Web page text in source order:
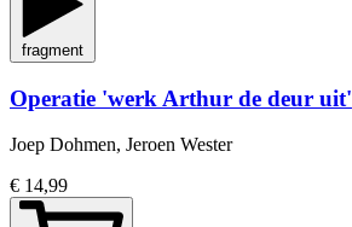
fragment
Operatie 'werk Arthur de deur uit'
Joep Dohmen, Jeroen Wester
€ 14,99